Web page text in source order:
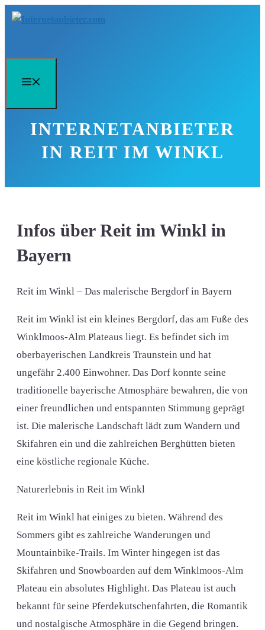
Zum
INTERNETANBIETER
IN REIT IM WINKL
Infos über Reit im Winkl in
Bayern
Reit im Winkl – Das malerische Bergdorf in Bayern
Reit im Winkl ist ein kleines Bergdorf, das am Fuße des
Winklmoos-Alm Plateaus liegt. Es befindet sich im
oberbayerischen Landkreis Traunstein und hat
ungefähr 2.400 Einwohner. Das Dorf konnte seine
traditionelle bayerische Atmosphäre bewahren, die von
einer freundlichen und entspannten Stimmung geprägt
ist. Die malerische Landschaft lädt zum Wandern und
Skifahren ein und die zahlreichen Berghütten bieten
eine köstliche regionale Küche.
Naturerlebnis in Reit im Winkl
Reit im Winkl hat einiges zu bieten. Während des
Sommers gibt es zahlreiche Wanderungen und
Mountainbike-Trails. Im Winter hingegen ist das
Skifahren und Snowboarden auf dem Winklmoos-Alm
Plateau ein absolutes Highlight. Das Plateau ist auch
bekannt für seine Pferdekutschenfahrten, die Romantik
und nostalgische Atmosphäre in die Gegend bringen.